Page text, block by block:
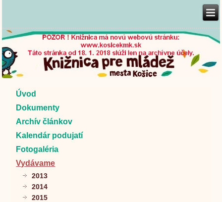
Úvod
Dokumenty
Archív článkov
Kalendár podujatí
Fotogaléria
Vydávame
2013
2014
2015